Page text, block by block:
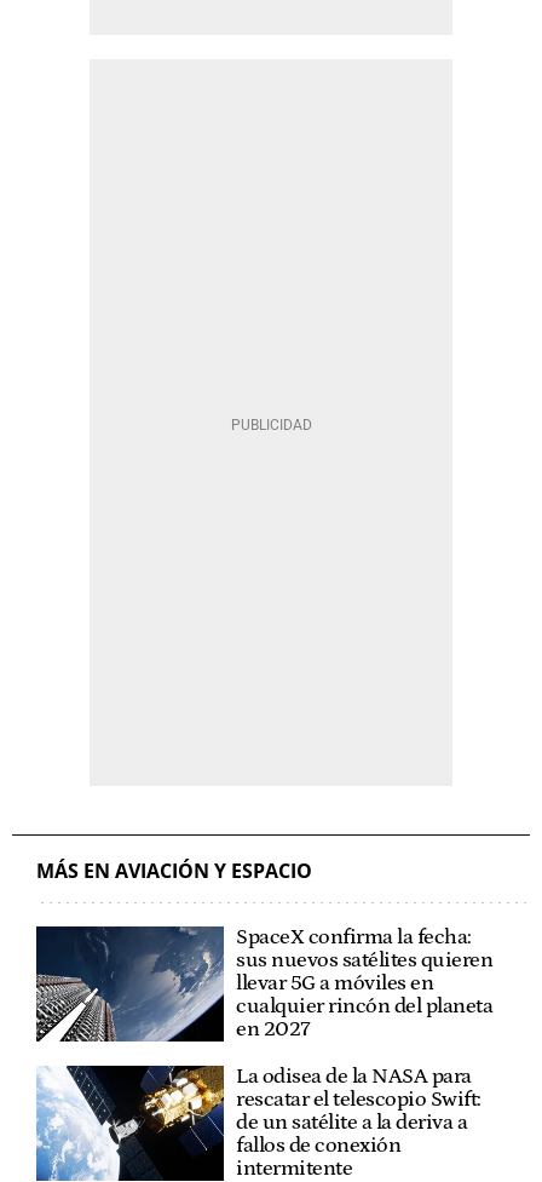
MÁS EN AVIACIÓN Y ESPACIO
SpaceX confirma la fecha:
sus nuevos satélites quieren
llevar 5G a móviles en
cualquier rincón del planeta
en 2027
La odisea de la NASA para
rescatar el telescopio Swift:
de un satélite a la deriva a
fallos de conexión
intermitente